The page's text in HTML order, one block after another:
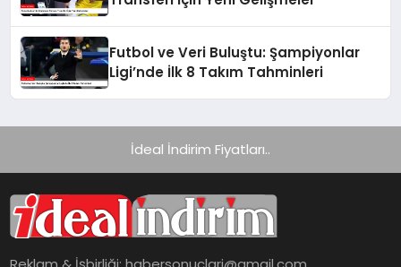
Futbol ve Veri Buluştu: Şampiyonlar
Ligi’nde İlk 8 Takım Tahminleri
İdeal İndirim Fiyatları..